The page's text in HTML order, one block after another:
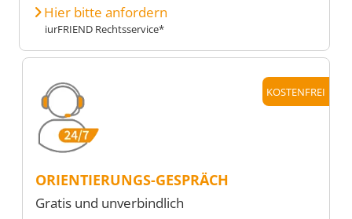
Hier bitte anfordern
iurFRIEND Rechtsservice*
KOSTENFREI
ORIENTIERUNGS-GESPRÄCH
Gratis und unverbindlich